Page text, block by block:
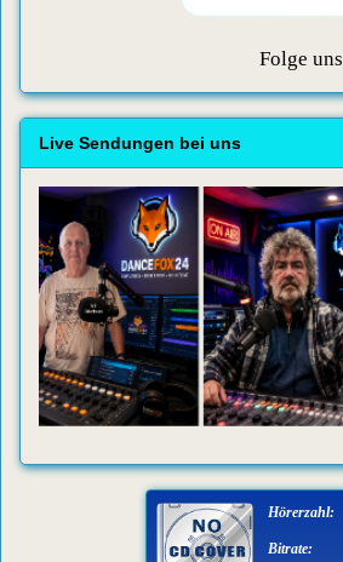
Folge uns
Live Sendungen bei uns
Hörerzahl:
Bitrate: